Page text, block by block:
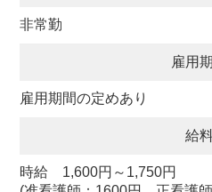
非常勤
雇用
雇用期間の定めあり
給
時給 1,600円～1,750円